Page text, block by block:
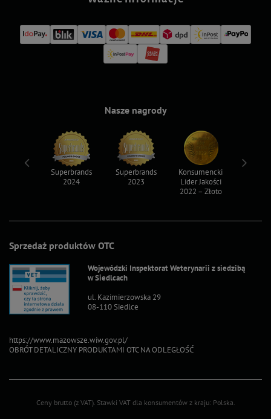
Sprzedaż produktów OTC
Wojewódzki Inspektorat Weterynarii z siedzibą
w Siedlcach
ul. Kazimierzowska 29
08-110 Siedlce
https://www.mazowsze.wiw.gov.pl/
OBRÓT DETALICZNY PRODUKTAMI OTC NA ODLEGŁOŚĆ
Nasze nagrody
Superbrands
2024
Superbrands
2023
Konsumencki
Lider Jakości
2022 – Złoto
Ceny brutto (z VAT). Stawki VAT dla konsumentów z kraju: Polska.